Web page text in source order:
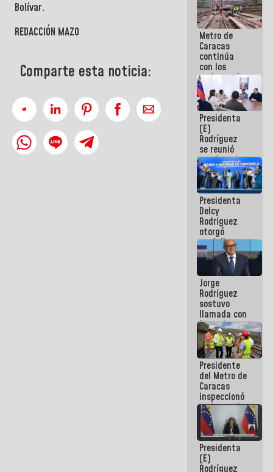
Bolívar.
REDACCIÓN MAZO
Comparte esta noticia:
Pueblo
Metro de
Caracas
continúa
con los
trabajos de
mantenimiento
e inspección
en la Línea 2
Presidenta
(E)
Rodríguez
se reunió
con Estado
Mayor
Eléctrico
para
abordar
planes de
acción
Presidenta
Delcy
Rodríguez
otorgó
medalla
"Héroe de
Venezuela"
a servidores
públicos
Jorge
Rodríguez
sostuvo
llamada con
Dinorah
Figuera y
acuerdan
primer
encuentro
presencial
para el
diálogo
Presidente
del Metro de
Caracas
inspeccionó
trabajos de
rehabilitación
y
modernización
de la vía
férrea
Presidenta
(E)
Rodríguez